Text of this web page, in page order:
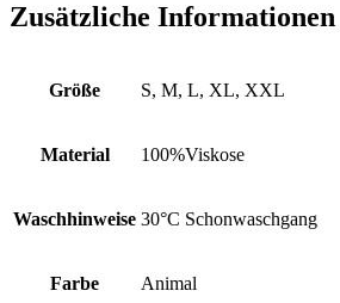
Zusätzliche Informationen
Größe S, M, L, XL, XXL
Material 100%Viskose
Waschhinweise 30°C Schonwaschgang
Farbe Animal